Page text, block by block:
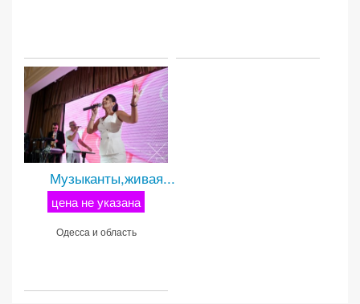
Музыканты,живая...
цена не указана
Одесса и область